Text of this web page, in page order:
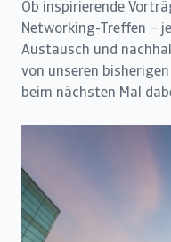
Ob inspirierende
Networking-Treffen –
Austausch und
von unseren
beim nächsten Mal